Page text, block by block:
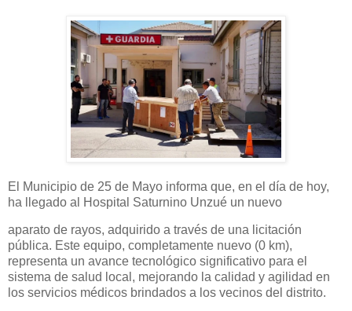
El Municipio de 25 de Mayo informa que, en el día de hoy,
ha llegado al Hospital Saturnino Unzué un nuevo
aparato de rayos, adquirido a través de una licitación
pública. Este equipo, completamente nuevo (0 km),
representa un avance tecnológico significativo para el
sistema de salud local, mejorando la calidad y agilidad en
los servicios médicos brindados a los vecinos del distrito.